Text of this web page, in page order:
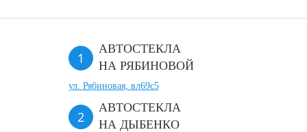
АВТОСТЕКЛА
НА РЯБИНОВОЙ
ул. Рябиновая, вл69с5
АВТОСТЕКЛА
НА ДЫБЕНКО